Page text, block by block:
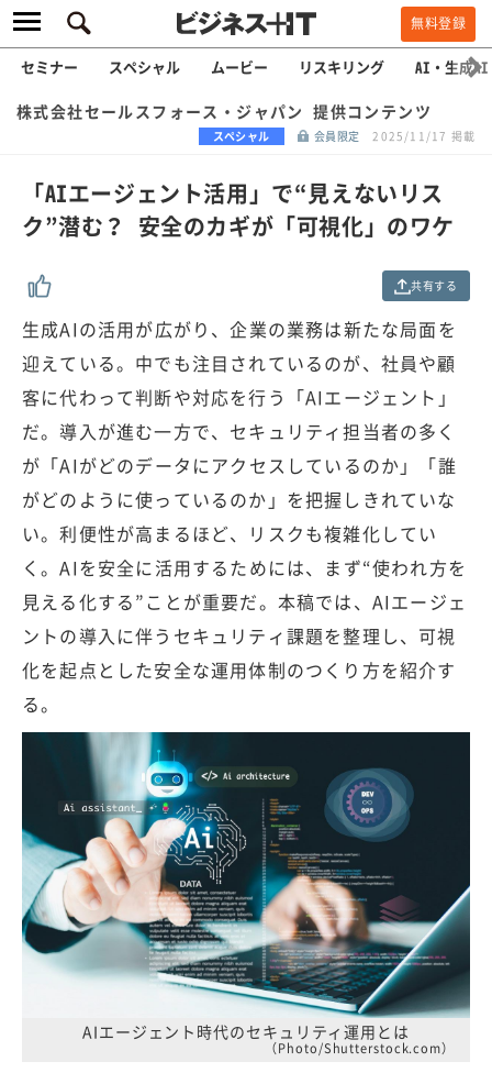
無料登録
セミナー スペシャル ムービー リスキリング AI・生成AI
株式会社セールスフォース・ジャパン 提供コンテンツ
スペシャル 会員限定 2025/11/17 掲載
「AIエージェント活用」で“見えないリス
ク”潜む？ 安全のカギが「可視化」のワケ
共有する
生成AIの活用が広がり、企業の業務は新たな局面を
迎えている。中でも注目されているのが、社員や顧
客に代わって判断や対応を行う「AIエージェント」
だ。導入が進む一方で、セキュリティ担当者の多く
が「AIがどのデータにアクセスしているのか」「誰
がどのように使っているのか」を把握しきれていな
い。利便性が高まるほど、リスクも複雑化してい
く。AIを安全に活用するためには、まず“使われ方を
見える化する”ことが重要だ。本稿では、AIエージェ
ントの導入に伴うセキュリティ課題を整理し、可視
化を起点とした安全な運用体制のつくり方を紹介す
る。
AIエージェント時代のセキュリティ運用とは
（Photo/Shutterstock.com）